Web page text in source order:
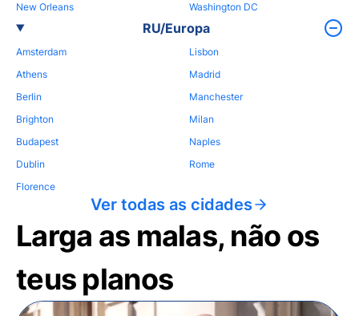
New Orleans
Washington DC
RU/Europa
Amsterdam
Athens
Berlin
Brighton
Budapest
Dublin
Florence
Lisbon
Madrid
Manchester
Milan
Naples
Rome
Ver todas as cidades
Larga as malas, não os
teus planos